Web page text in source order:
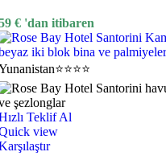
€ 'dan itibaren
⭐⭐⭐⭐
Teklif Al
view